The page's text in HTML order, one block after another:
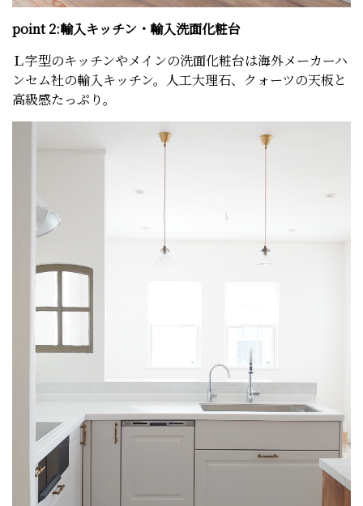
point 2:輸入キッチン・輸入洗面化粧台
Ｌ字型のキッチンやメインの洗面化粧台は海外メーカーハ
ンセム社の輸入キッチン。人工大理石、クォーツの天板と
高級感たっぷり。